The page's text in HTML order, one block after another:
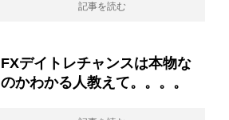
記事を読む
FXデイトレチャンスは本物な
のかわかる人教えて。。。。